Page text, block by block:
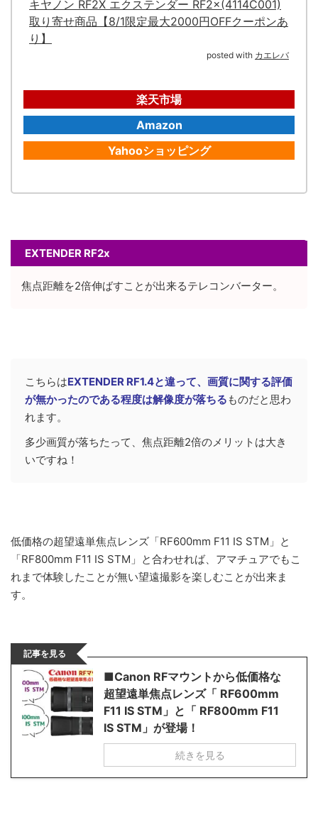
キヤノン RF2X エクステンダー RF2×(4114C001)
取り寄せ商品【8/1限定最大2000円OFFクーポンあ
り】
posted with カエレバ
楽天市場
Amazon
Yahooショッピング
EXTENDER RF2x
焦点距離を2倍伸ばすことが出来るテレコンバーター。
こちらはEXTENDER RF1.4と違って、画質に関する評価
が無かったのである程度は解像度が落ちる ものだと思わ
れます。
多少画質が落ちたって、焦点距離2倍のメリットは大き
いですね！
低価格の超望遠単焦点レンズ「RF600mm F11 IS STM」と
「RF800mm F11 IS STM」と合わせれば、アマチュアでもこ
れまで体験したことが無い望遠撮影を楽しむことが出来ま
す。
記事を見る
■Canon RFマウントから低価格な
超望遠単焦点レンズ「 RF600mm
F11 IS STM」と「 RF800mm F11
IS STM」が登場！
続きを見る